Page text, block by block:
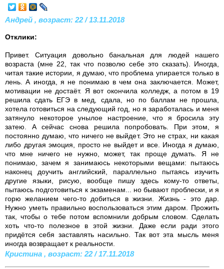
Андрей , возраст: 22 / 13.11.2018
Отклики:
Привет. Ситуация довольно банальная для людей нашего
возраста (мне 22, так что позволю себе это сказать). Иногда,
читая такие истории, я думаю, что проблема упирается только в
лень. А иногда, я не понимаю в чем она заключается. Может,
мотивации не достаёт. Я вот окончила колледж, а потом в 19
решила сдать ЕГЭ в мед, сдала, но по баллам не прошла,
хотела готовиться на следующий год, но я заработалась и меня
затянуло некоторое унылое настроение, что я бросила эту
затею. А сейчас снова решила попробовать. При этом, я
постоянно думаю, что ничего не выйдет. Это не страх, ни какая
либо другая эмоция, просто не выйдет и все. Иногда я думаю,
что мне ничего не нужно, может, так проще думать. Я не
понимаю, зачем я занимаюсь некоторыми вещами: пытаюсь
наконец доучить английский, параллельно пытаясь изучить
другие языки, рисую, вообще пишу здесь кому-то ответы,
пытаюсь подготовиться к экзаменам... но бывают проблески, и я
горю желанием чего-то добиться в жизни. Жизнь - это дар.
Нужно уметь правильно воспользоваться этим даром. Прожить
так, чтобы о тебе потом вспомнили добрым словом. Сделать
хоть что-то полезное в этой жизни. Даже если ради этого
придётся себя заставлять насильно. Так вот эта мысль меня
иногда возвращает к реальности.
Кристина , возраст: 22 / 17.11.2018